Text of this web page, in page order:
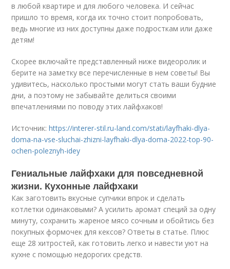
в любой квартире и для любого человека. И сейчас
пришло то время, когда их точно стоит попробовать,
ведь многие из них доступны даже подросткам или даже
детям!
Скорее включайте представленный ниже видеоролик и
берите на заметку все перечисленные в нем советы! Вы
удивитесь, насколько простыми могут стать ваши будние
дни, а поэтому не забывайте делиться своими
впечатлениями по поводу этих лайфхаков!
Источник:https://interer-stil.ru-land.com/stati/layfhaki-dlya-
doma-na-vse-sluchai-zhizni-layfhaki-dlya-doma-2022-top-90-
ochen-poleznyh-idey
Гениальные лайфхаки для повседневной
жизни. Кухонные лайфхаки
Как заготовить вкусные супчики впрок и сделать
котлетки одинаковыми? А усилить аромат специй за одну
минуту, сохранить жареное мясо сочным и обойтись без
покупных формочек для кексов? Ответы в статье. Плюс
еще 28 хитростей, как готовить легко и навести уют на
кухне с помощью недорогих средств.